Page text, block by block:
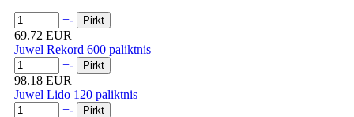
+-
69.72 EUR
Juwel Rekord 600 paliktnis
+-
98.18 EUR
Juwel Lido 120 paliktnis
+-